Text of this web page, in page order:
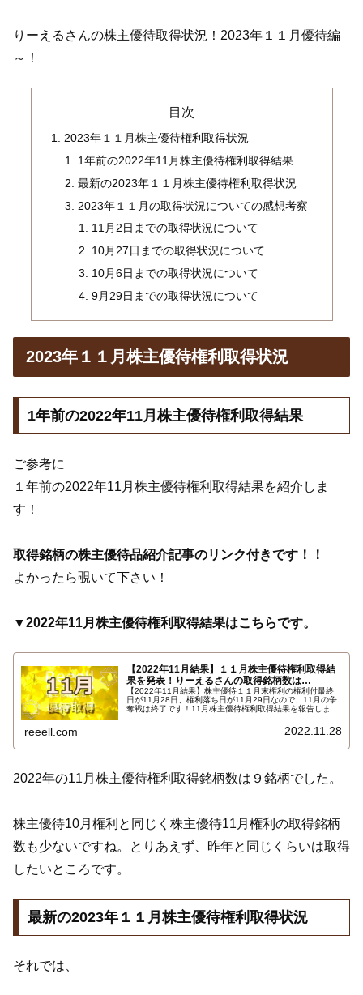
りーえるさんの株主優待取得状況！2023年１１月優待編
～！
目次
2023年１１月株主優待権利取得状況
1年前の2022年11月株主優待権利取得結果
最新の2023年１１月株主優待権利取得状況
2023年１１月の取得状況についての感想考察
11月2日までの取得状況について
10月27日までの取得状況について
10月6日までの取得状況について
9月29日までの取得状況について
2023年１１月株主優待権利取得状況
1年前の2022年11月株主優待権利取得結果
ご参考に
１年前の2022年11月株主優待権利取得結果を紹介しま
す！
取得銘柄の株主優待品紹介記事のリンク付きです！！
よかったら覗いて下さい！
▼2022年11月株主優待権利取得結果はこちらです。
【2022年11月結果】１１月株主優待権利取得結
果を発表！りーえるさんの取得銘柄数は…
【2022年11月結果】株主優待１１月末権利の権利付最終
日が11月28日、権利落ち日が11月29日なので、11月の争
奪戦は終了です！11月株主優待権利取得結果を報告しま
カブコム証券、楽天証券でした。ＧＭＯクリック証券、Ｓ
reeell.com 2022.11.28
2022年の11月株主優待権利取得銘柄数は９銘柄でした。
株主優待10月権利と同じく株主優待11月権利の取得銘柄
数も少ないですね。とりあえず、昨年と同じくらいは取得
したいところです。
最新の2023年１１月株主優待権利取得状況
それでは、